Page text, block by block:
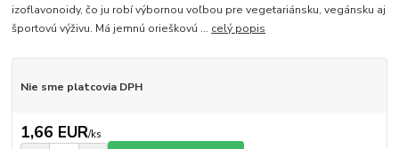
izoflavonoidy, čo ju robí výbornou voľbou pre vegetariánsku, vegánsku aj
športovú výživu. Má jemnú orieškovú ... celý popis
Nie sme platcovia DPH
1,66 EUR/ks